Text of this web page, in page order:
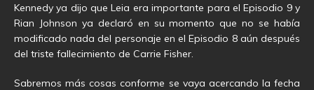
Kennedy ya dijo que Leia era importante para el Episodio 9 y
Rian Johnson ya declaró en su momento que no se había
modificado nada del personaje en el Episodio 8 aún después
del triste fallecimiento de Carrie Fisher.
Sabremos más cosas conforme se vaya acercando la fecha